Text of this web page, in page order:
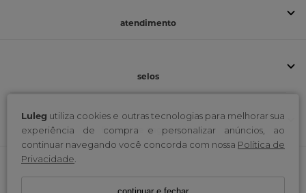
Luleg utiliza cookies e outras tecnologias para melhorar sua
experiência de compra e personalizar anúncios, ao
continuar navegando você concorda com nossa Política de
Privacidade
atendimento
selos
formas de pagamento
Luleg / CNPJ: 40.549.839/0002-89